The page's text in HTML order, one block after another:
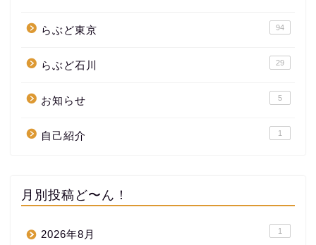
らぶど東京 94
らぶど石川 29
お知らせ 5
自己紹介 1
月別投稿ど〜ん！
2026年8月 1